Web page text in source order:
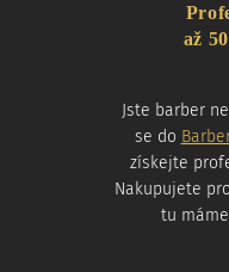
až
Jste barber
se do
získejte
Nakupujete
tu máme